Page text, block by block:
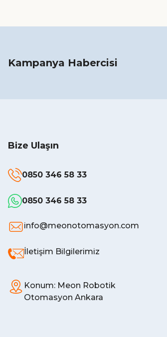
Kampanya Habercisi
Bize Ulaşın
0850 346 58 33
0850 346 58 33
info@meonotomasyon.com
İletişim Bilgilerimiz
Konum: Meon Robotik
Otomasyon Ankara